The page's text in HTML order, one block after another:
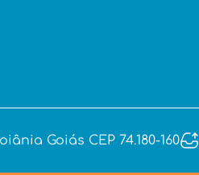
Goiás CEP 74.180-160